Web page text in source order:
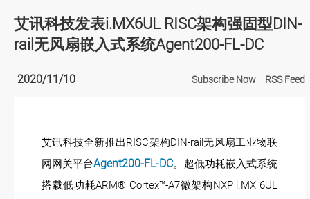
艾讯科技发表i.MX6UL RISC架构强固型DIN-
rail无风扇嵌入式系统Agent200-FL-DC
2020/11/10 Subscribe Now RSS Feed
艾讯科技全新推出RISC架构DIN-rail无风扇工业物联
网网关平台Agent200-FL-DC。超低功耗嵌入式系统
搭载低功耗ARM® Cortex™-A7微架构NXP i.MX 6UL